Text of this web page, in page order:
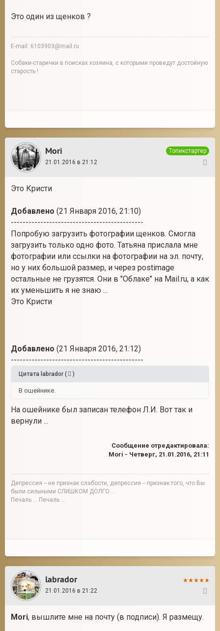
Это один из щенков ?
E-mail: 6103903@mail.ru
Собаки-старички в поисках хозяина, с которыми проведут достойную
старость !
Mori
Топикстартер
21.01.2016 в 21:12
Это Кристи
Добавлено (21 Января 2016, 21:10)
---------------------------------------------
Попробую загрузить фотографии щенков. Смогла
загрузить только одно фото. Татьяна прислала мне
фотографии или ссылки на фотографии на эл. почту,
но у них большой размер, и через postimage
остальные не грузятся. Они в "Облаке" на Mail.ru, а как
их уменьшить я не знаю ...
Это Кристи
Добавлено (21 Января 2016, 21:12)
---------------------------------------------
Цитата labrador ( )
В ошейнике.
На ошейнике был записан телефон Л.И. Вот так и
вернули ...
Сообщение отредактировала:
Mori - Четверг, 21.01.2016, 21:11
Депрессия -- не признак слабости, депрессия -- признак того, что Вы
были сильными СЛИШКОМ ДОЛГО ...
Печаль ... Печаль ...
labrador
21.01.2016 в 21:22
Mori, вышлите мне на почту (в подписи). Я размещу.